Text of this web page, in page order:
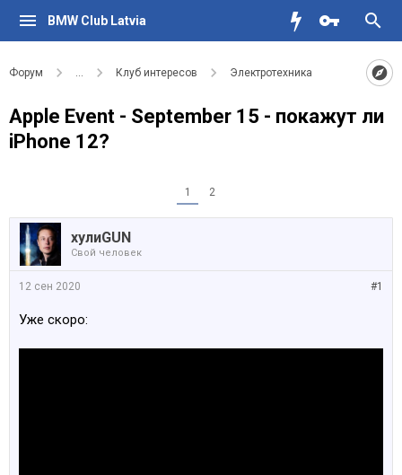
BMW Club Latvia
Форум ... Клуб интересов Электротехника
Apple Event - September 15 - покажут ли
iPhone 12?
1 2
хулиGUN
Свой человек
#1
12 сен 2020
Уже скоро: